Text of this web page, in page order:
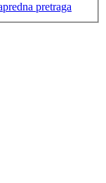
pretraga